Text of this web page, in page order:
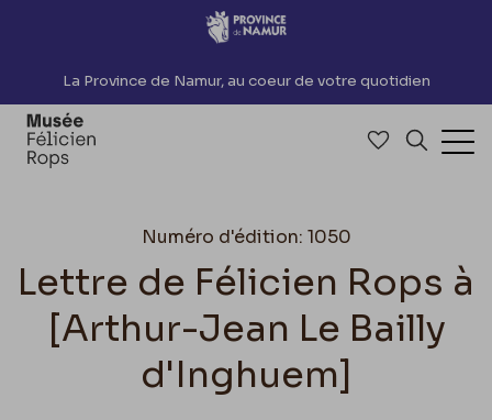
Accèder directement au contenu
La Province de Namur, au coeur de votre quotidien
Accéder à
Numéro d'édition: 1050
Lettre de Félicien Rops à
[Arthur-Jean Le Bailly
d'Inghuem]